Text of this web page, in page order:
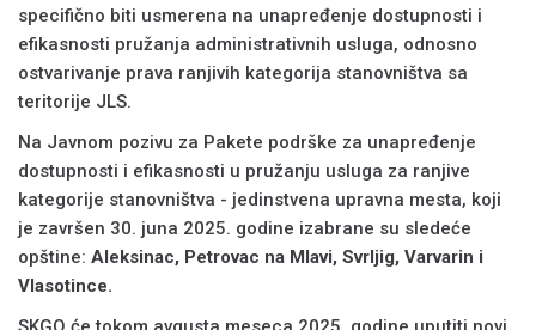
specifično biti usmerena na unapređenje dostupnosti i
efikasnosti pružanja administrativnih usluga, odnosno
ostvarivanje prava ranjivih kategorija stanovništva sa
teritorije JLS.
Na Javnom pozivu za Pakete podrške za unapređenje
dostupnosti i efikasnosti u pružanju usluga za ranjive
kategorije stanovništva - jedinstvena upravna mesta, koji
je završen 30. juna 2025. godine izabrane su sledeće
opštine: Aleksinac, Petrovac na Mlavi, Svrljig, Varvarin i
Vlasotince.